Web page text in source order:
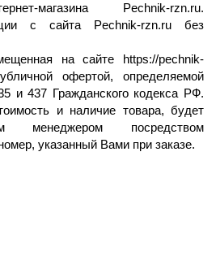
магазина Pechnik-rzn.ru.
с сайта Pechnik-rzn.ru без
на сайте https://pechnik-
офертой, определяемой
и 437 Гражданского кодекса РФ.
и наличие товара, будет
менеджером посредством
указанный Вами при заказе.